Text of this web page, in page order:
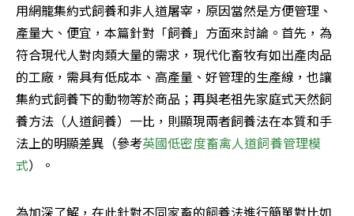
用網籠集約式飼養和非人道屠宰，原因當然是方便管理、
產量大、便宜，本篇針對「飼養」方面來討論。首先，為
符合現代人對肉類大量的需求，現代化畜牧有如出產肉品
的工廠，需具有低成本、高產量、好管理的生產線，也讓
集約式飼養下的動物等於商品；再與老祖先家庭式天然飼
養方法（人道飼養）一比，則顯現兩者飼養法在本質和手
法上的明顯差異（參考英國低密度畜禽人道飼養管理模
式）。
為加深了解，在此針對不同家畜的飼養法進行簡單對比如